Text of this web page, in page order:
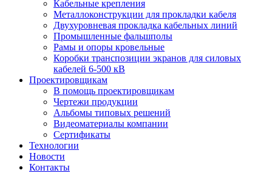
Кабельные крепления
Металлоконструкции для прокладки кабеля
Двухуровневая прокладка кабельных линий
Промышленные фальшполы
Рамы и опоры кровельные
Коробки транспозиции экранов для силовых
кабелей 6-500 кВ
Проектировщикам
В помощь проектировщикам
Чертежи продукции
Альбомы типовых решений
Видеоматериалы компании
Сертификаты
Технологии
Новости
Контакты